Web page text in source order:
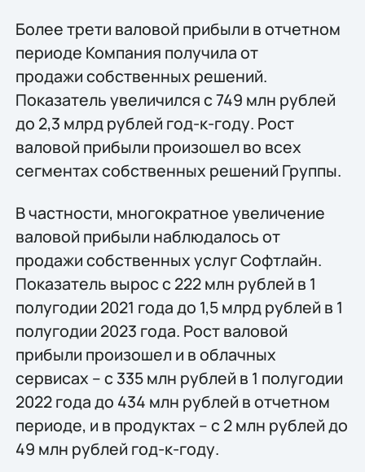
Более трети валовой прибыли в отчетном
периоде Компания получила от
продажи собственных решений.
Показатель увеличился с 749 млн рублей
до 2,3 млрд рублей год-к-году. Рост
валовой прибыли произошел во всех
сегментах собственных решений Группы.
В частности, многократное увеличение
валовой прибыли наблюдалось от
продажи собственных услуг Софтлайн.
Показатель вырос с 222 млн рублей в 1
полугодии 2021 года до 1,5 млрд рублей в 1
полугодии 2023 года. Рост валовой
прибыли произошел и в облачных
сервисах – с 335 млн рублей в 1 полугодии
2022 года до 434 млн рублей в отчетном
периоде, и в продуктах – с 2 млн рублей до
49 млн рублей год-к-году.